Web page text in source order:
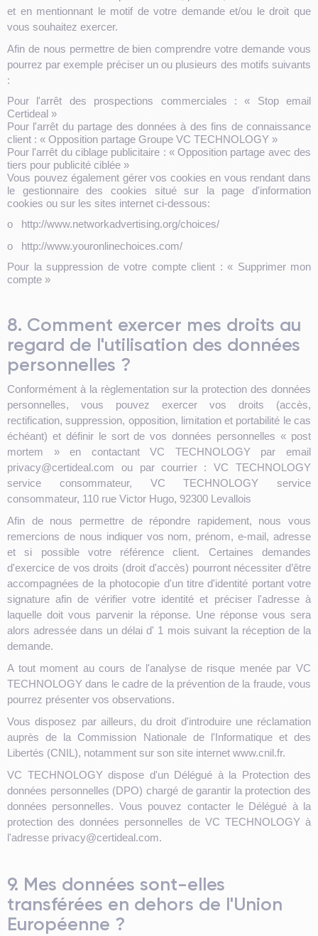
et en mentionnant le motif de votre demande et/ou le droit que
vous souhaitez exercer.
Afin de nous permettre de bien comprendre votre demande vous
pourrez par exemple préciser un ou plusieurs des motifs suivants
:
Pour l'arrêt des prospections commerciales : « Stop email
Certideal »
Pour l'arrêt du partage des données à des fins de connaissance
client : « Opposition partage Groupe VC TECHNOLOGY »
Pour l'arrêt du ciblage publicitaire : « Opposition partage avec des
tiers pour publicité ciblée »
Vous pouvez également gérer vos cookies en vous rendant dans
le gestionnaire des cookies situé sur la page d'information
cookies ou sur les sites internet ci-dessous:
o
http://www.networkadvertising.org/choices/
o
http://www.youronlinechoices.com/
Pour la suppression de votre compte client : « Supprimer mon
compte »
8. Comment exercer mes droits au
regard de l'utilisation des données
personnelles ?
Conformément à la règlementation sur la protection des données
personnelles, vous pouvez exercer vos droits (accès,
rectification, suppression, opposition, limitation et portabilité le cas
échéant) et définir le sort de vos données personnelles « post
mortem » en contactant VC TECHNOLOGY par email
privacy@certideal.com ou par courrier : VC TECHNOLOGY
service consommateur, VC TECHNOLOGY service
consommateur, 110 rue Victor Hugo, 92300 Levallois
Afin de nous permettre de répondre rapidement, nous vous
remercions de nous indiquer vos nom, prénom, e-mail, adresse
et si possible votre référence client. Certaines demandes
d'exercice de vos droits (droit d'accès) pourront nécessiter d’être
accompagnées de la photocopie d'un titre d'identité portant votre
signature afin de vérifier votre identité et préciser l'adresse à
laquelle doit vous parvenir la réponse. Une réponse vous sera
alors adressée dans un délai d' 1 mois suivant la réception de la
demande.
A tout moment au cours de l'analyse de risque menée par VC
TECHNOLOGY dans le cadre de la prévention de la fraude, vous
pourrez présenter vos observations.
Vous disposez par ailleurs, du droit d'introduire une réclamation
auprès de la Commission Nationale de l'Informatique et des
Libertés (CNIL), notamment sur son site internet www.cnil.fr.
VC TECHNOLOGY dispose d'un Délégué à la Protection des
données personnelles (DPO) chargé de garantir la protection des
données personnelles. Vous pouvez contacter le Délégué à la
protection des données personnelles de VC TECHNOLOGY à
l'adresse privacy@certideal.com.
9. Mes données sont-elles
transférées en dehors de l'Union
Européenne ?